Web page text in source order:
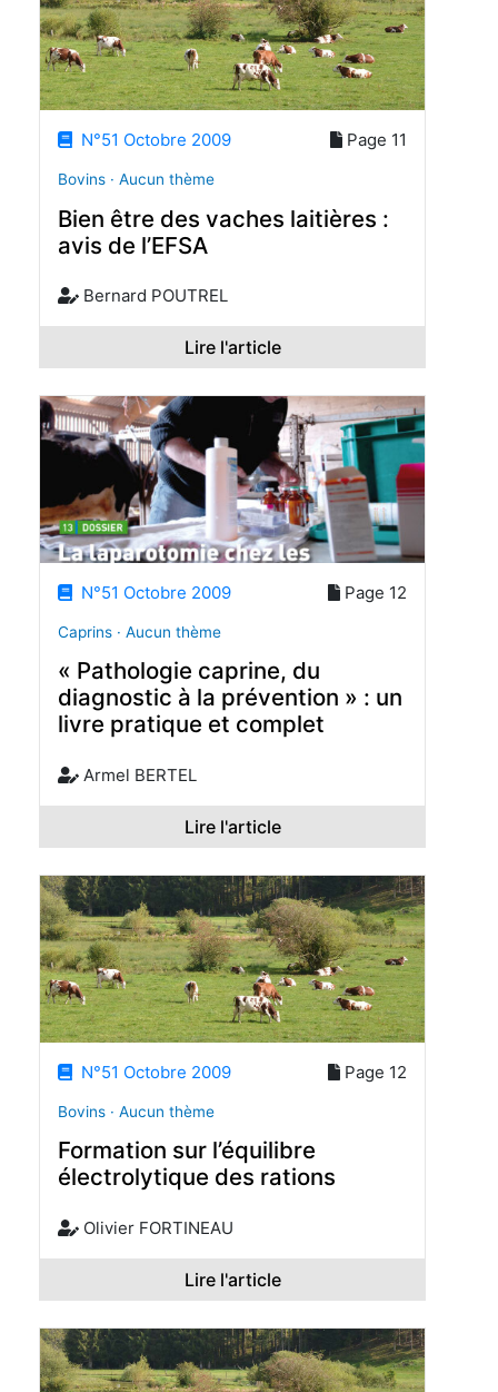
N°51 Octobre 2009 Page 11
Bovins · Aucun thème
Bien être des vaches laitières :
avis de l’EFSA
Bernard POUTREL
Lire l'article
N°51 Octobre 2009 Page 12
Caprins · Aucun thème
« Pathologie caprine, du
diagnostic à la prévention » : un
livre pratique et complet
Armel BERTEL
Lire l'article
N°51 Octobre 2009 Page 12
Bovins · Aucun thème
Formation sur l’équilibre
électrolytique des rations
Olivier FORTINEAU
Lire l'article